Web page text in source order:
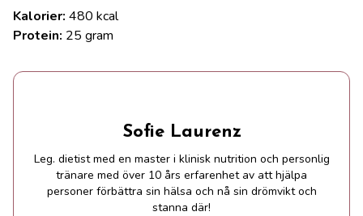
Kalorier: 480 kcal
Protein: 25 gram
Sofie Laurenz
Leg. dietist med en master i klinisk nutrition och personlig
tränare med över 10 års erfarenhet av att hjälpa
personer förbättra sin hälsa och nå sin drömvikt och
stanna där!